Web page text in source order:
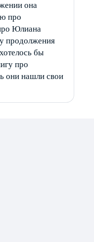
она
про
Юлиана
продолжения
бы
про
они нашли свои